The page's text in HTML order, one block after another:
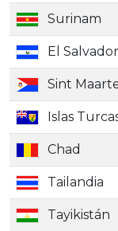
Surinam
El Salvador
Sint
Islas
Chad
Tailandia
Tayikistán